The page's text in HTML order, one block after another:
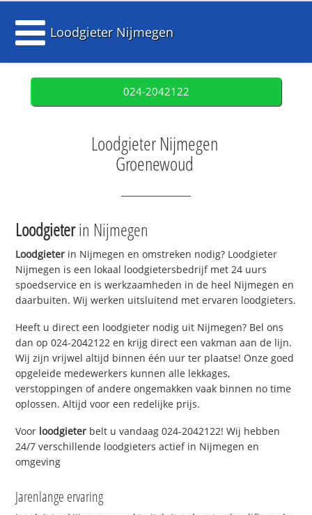
Loodgieter Nijmegen
024-2042122
Loodgieter Nijmegen
Groenewoud
Loodgieterin Nijmegen
Loodgieter in Nijmegen en omstreken nodig? Loodgieter
Nijmegen is een lokaal loodgietersbedrijf met 24 uurs
spoedservice en is werkzaamheden in de heel Nijmegen en
daarbuiten. Wij werken uitsluitend met ervaren loodgieters.
Heeft u direct een loodgieter nodig uit Nijmegen? Bel ons
dan op 024-2042122 en krijg direct een vakman aan de lijn.
Wij zijn vrijwel altijd binnen één uur ter plaatse! Onze goed
opgeleide medewerkers kunnen alle lekkages,
verstoppingen of andere ongemakken vaak binnen no time
oplossen. Altijd voor een redelijke prijs.
Voor loodgieter belt u vandaag 024-2042122! Wij hebben
24/7 verschillende loodgieters actief in Nijmegen en
omgeving
Jarenlange ervaring